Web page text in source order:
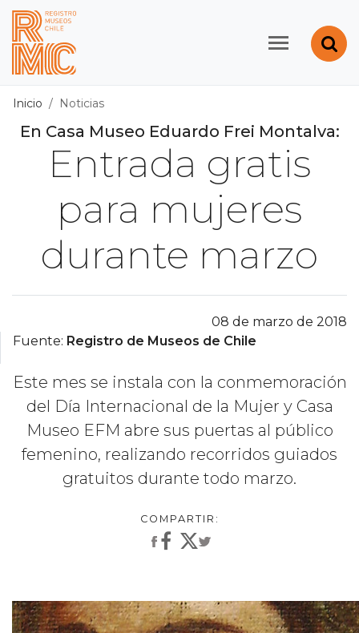
Contenido principal
Registro de Museos
Inicio Noticias
En Casa Museo Eduardo Frei Montalva:
Entrada gratis
para mujeres
durante marzo
08 de marzo de 2018
Fuente: Registro de Museos de Chile
Este mes se instala con la conmemoración
del Día Internacional de la Mujer y Casa
Museo EFM abre sus puertas al público
femenino, realizando recorridos guiados
gratuitos durante todo marzo.